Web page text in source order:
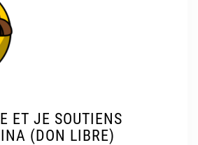
ET JE SOUTIENS
(DON LIBRE)